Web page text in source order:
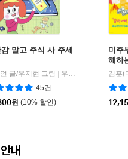
말고 주식 사 주세
글/우지현 그림
우리학교
45건
원 (10% 할인)
미주
해하
내